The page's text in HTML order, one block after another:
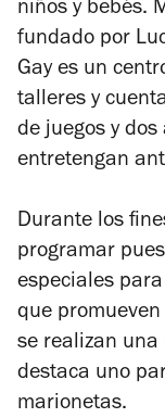
niños y bebés.
fundado por
Gay es un
talleres y
de juegos y
entretengan
Durante los
programar
especiales
que
se realizan una
destaca uno
marionetas.